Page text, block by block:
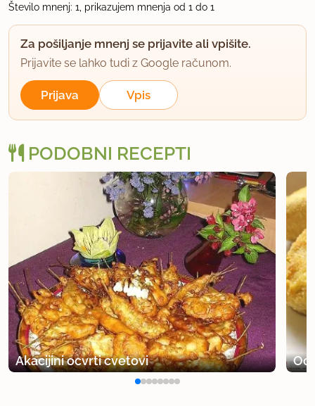
Število mnenj: 1, prikazujem mnenja od 1 do 1
Za pošiljanje mnenj se prijavite ali vpišite.
Prijavite se lahko tudi z Google računom.
Prijava Vpis
PODOBNI RECEPTI
Akacijini ocvrti cvetovi